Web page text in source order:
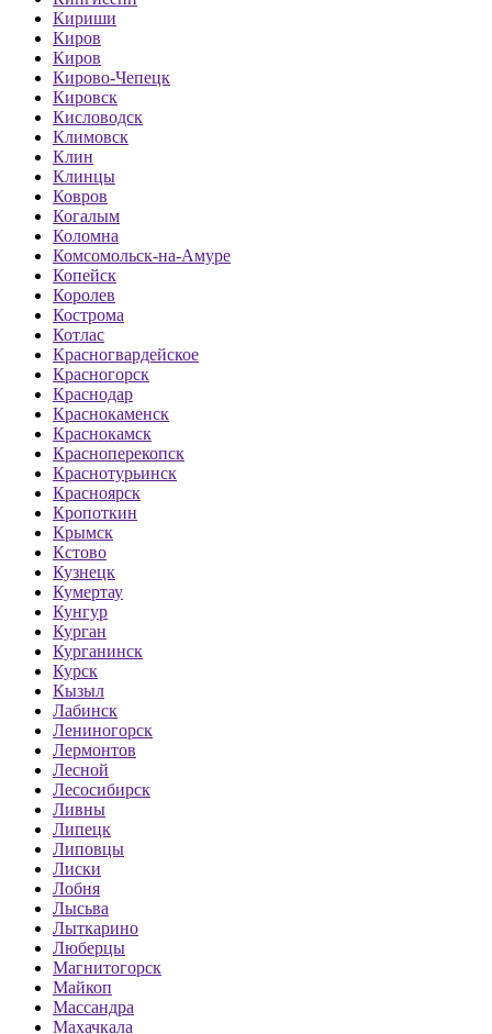
Кириши
Киров
Киров
Кирово-Чепецк
Кировск
Кисловодск
Климовск
Клин
Клинцы
Ковров
Когалым
Коломна
Комсомольск-на-Амуре
Копейск
Королев
Кострома
Котлас
Красногвардейское
Красногорск
Краснодар
Краснокаменск
Краснокамск
Красноперекопск
Краснотурьинск
Красноярск
Кропоткин
Крымск
Кстово
Кузнецк
Кумертау
Кунгур
Курган
Курганинск
Курск
Кызыл
Лабинск
Лениногорск
Лермонтов
Лесной
Лесосибирск
Ливны
Липецк
Липовцы
Лиски
Лобня
Лысьва
Лыткарино
Люберцы
Магнитогорск
Майкоп
Массандра
Махачкала